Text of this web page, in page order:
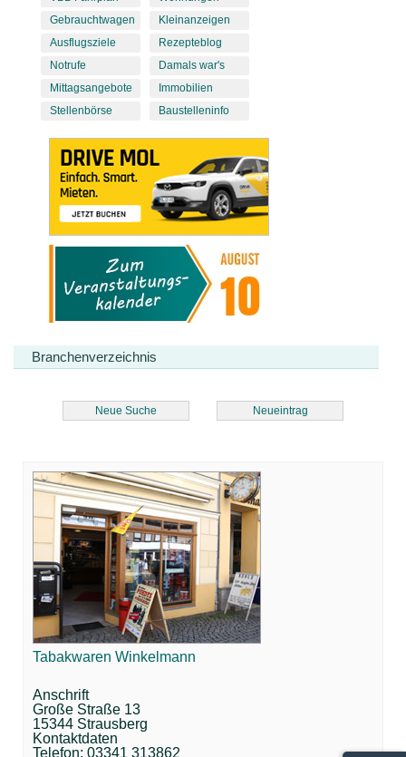
Gebrauchtwagen
Ausflugsziele
Notrufe
Mittagsangebote
Stellenbörse
Kleinanzeigen
Rezepteblog
Damals war's
Immobilien
Baustelleninfo
Branchenverzeichnis
Neue Suche Neueintrag
Tabakwaren Winkelmann
Anschrift
Große Straße 13
15344 Strausberg
Kontaktdaten
Telefon: 03341 313862